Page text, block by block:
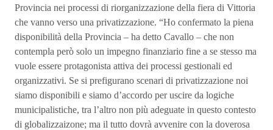
Provincia nei processi di riorganizzazione della fiera di Vittoria
che vanno verso una privatizzazione. “Ho confermato la piena
disponibilità della Provincia – ha detto Cavallo – che non
contempla però solo un impegno finanziario fine a se stesso ma
vuole essere protagonista attiva dei processi gestionali ed
organizzativi. Se si prefigurano scenari di privatizzazione noi
siamo disponibili e siamo d’accordo per uscire da logiche
municipalistiche, tra l’altro non più adeguate in questo contesto
di globalizzaizone; ma il tutto dovrà avvenire con la doverosa